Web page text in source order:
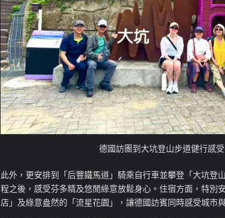
德國訪團到大坑登山步道健行感
此外，更安排到「后豐鐵馬道」騎乘自行車並攀登「大坑登
程之後，感受芬多精及悠閒綠意放鬆身心。住宿方面，特別
店」及綠意盎然的「流星花園」，讓德國訪賓同時感受城市